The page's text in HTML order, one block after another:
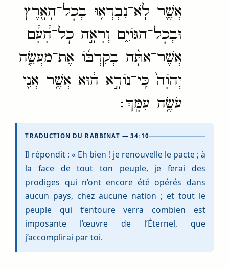
אֲשֶׁ֛ר לֹֽא־נִבְרְא֥וּ בְכׇל־הָאָ֖רֶץ
וּבְכׇל־הַגּוֹיִ֑ם וְרָאָ֣ה כׇל־הָ֠עָ֠ם
אֲשֶׁר־אַתָּ֨ה בְקִרְבּ֜וֹ אֶת־מַעֲשֵׂ֤ה
יְהֹוָה֙ כִּֽי־נוֹרָ֣א ה֔וּא אֲשֶׁ֥ר אֲנִ֖י
עֹשֶׂ֥ה עִמָּֽךְ׃
TRADUCTION DU RABBINAT — 34:10
Il répondit : « Eh bien ! je renouvelle le pacte ; à
la face de tout ton peuple, je ferai des
prodiges qui n’ont encore été opérés dans
aucun pays, chez aucune nation ; et tout le
peuple qui t’entoure verra combien est
imposante l’œuvre de l’Éternel, que
j’accomplirai par toi.